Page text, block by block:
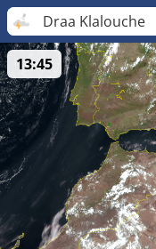
Draa Klalouche
13:45